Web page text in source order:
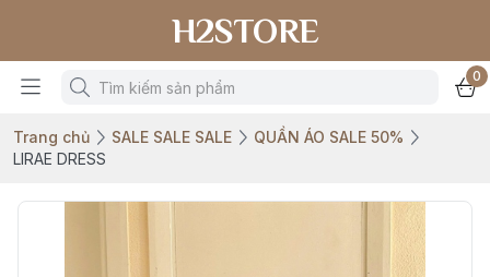
H2STORE
0
Trang chủ SALE SALE SALE
QUẦN ÁO SALE 50%
LIRAE DRESS